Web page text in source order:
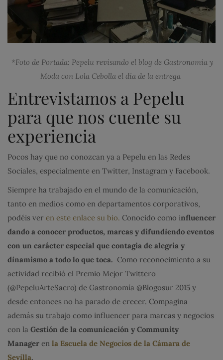
*Foto de Portada: Pepelu revisando el blog de Gastronomía y
Moda con Lola Cebolla el día de la entrega
Entrevistamos a Pepelu
para que nos cuente su
experiencia
Pocos hay que no conozcan ya a Pepelu en las Redes
Sociales, especialmente en Twitter, Instagram y Facebook.
Siempre ha trabajado en el mundo de la comunicación,
tanto en medios como en departamentos corporativos,
podéis ver en este enlace su bio. Conocido como influencer
dando a conocer productos, marcas y difundiendo eventos
con un carácter especial que contagia de alegría y
dinamismo a todo lo que toca. Como reconocimiento a su
actividad recibió el Premio Mejor Twittero
(@PepeluArteSacro) de Gastronomía @Blogosur 2015 y
desde entonces no ha parado de crecer. Compagina
además su trabajo como influencer para marcas y negocios
con la Gestión de la comunicación y Community
Manager en la Escuela de Negocios de la Cámara de
Sevilla.